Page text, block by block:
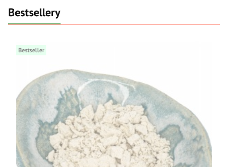
Bestsellery
Bestseller